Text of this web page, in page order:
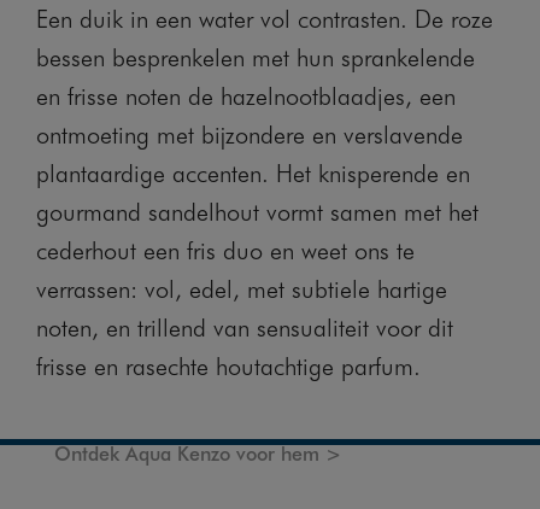
Een duik in een water vol contrasten. De roze
bessen besprenkelen met hun sprankelende
en frisse noten de hazelnootblaadjes, een
ontmoeting met bijzondere en verslavende
plantaardige accenten. Het knisperende en
gourmand sandelhout vormt samen met het
cederhout een fris duo en weet ons te
verrassen: vol, edel, met subtiele hartige
noten, en trillend van sensualiteit voor dit
frisse en rasechte houtachtige parfum.
Ontdek Aqua Kenzo voor hem >